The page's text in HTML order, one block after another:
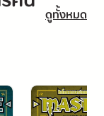
ดูทั้งหมด